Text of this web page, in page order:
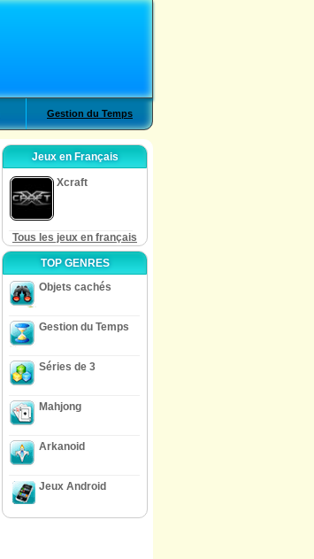
Gestion du Temps
Jeux en Français
Xcraft
Tous les jeux en français
TOP GENRES
Objets cachés
Gestion du Temps
Séries de 3
Mahjong
Arkanoid
Jeux Android